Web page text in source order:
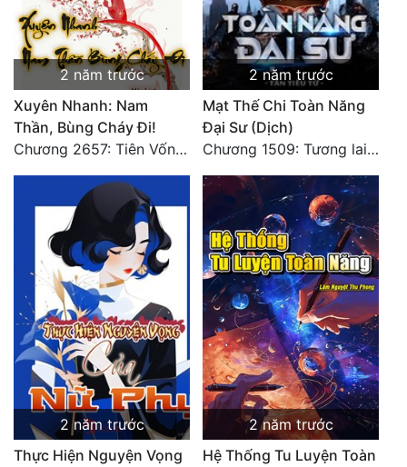
2 năm trước
Xuyên Nhanh: Nam
Thần, Bùng Cháy Đi!
Chương 2657: Tiên Vốn Vô Lương (15). HẾT.
2 năm trước
Mạt Thế Chi Toàn Năng
Đại Sư (Dịch)
Chương 1509: Tương lai mới! [Hết]
2 năm trước
Thực Hiện Nguyện Vọng
2 năm trước
Hệ Thống Tu Luyện Toàn